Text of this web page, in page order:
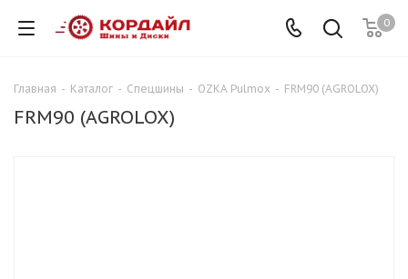
0
Главная - Каталог - Спецшины - OZKA Pulmox - FRM90 (AGROLOX)
FRM90 (AGROLOX)